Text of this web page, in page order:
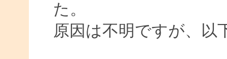
た。
原因は不明ですが、以